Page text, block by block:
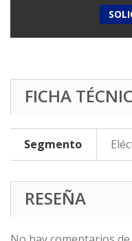
FICHA
Segmento
RESEÑA